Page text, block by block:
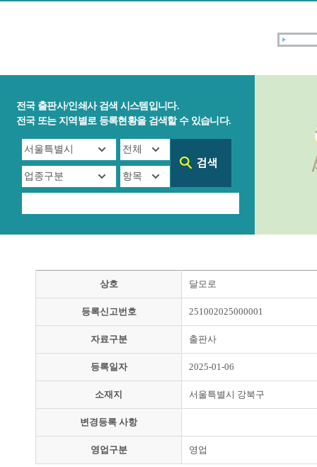
전국 출판사/인쇄사 검색 시스템입니다.
전국 또는 지역별로 등록현황을 검색할 수 있습니다.
상호 달모로
등록신고번호 251002025000001
자료구분 출판사
등록일자 2025-01-06
소재지 서울특별시 강북구
변경등록 사항
영업구분 영업